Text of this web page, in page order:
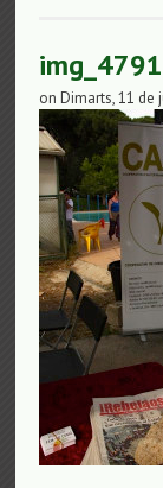
img_4791
on Dimarts, 11 de